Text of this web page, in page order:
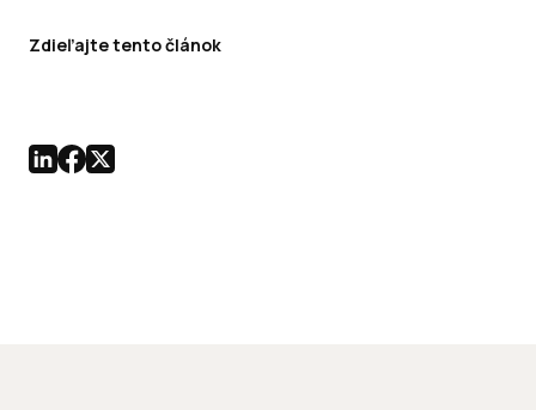
Zdieľajte tento článok